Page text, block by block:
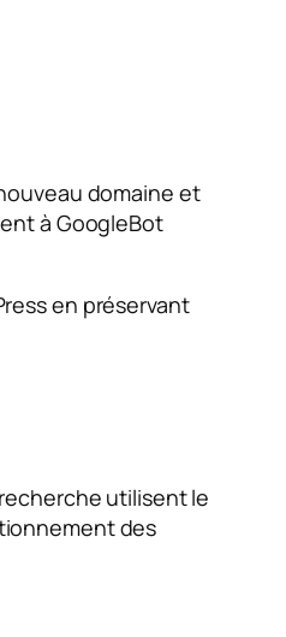
domaine et
à GoogleBot
en préservant
utilisent le
des